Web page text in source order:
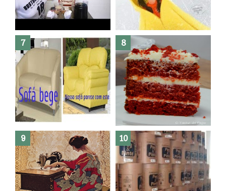
Dez bolos pra fazer antes de
morrer !
Haters, como surgiram?
O medo que habita em nós.